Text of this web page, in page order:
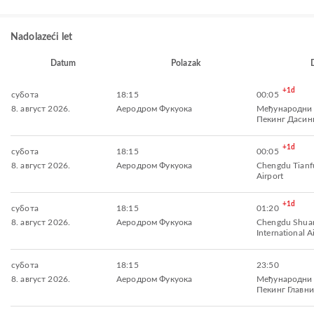
Nadolazeći let
Datum Polazak
субота
8. август 2026.
18:15
Аеродром Фукуока
00:05 +1d
Међународни
Пекинг
субота
8. август 2026.
18:15
Аеродром Фукуока
00:05 +1d
Chengdu
Airport
субота
8. август 2026.
18:15
Аеродром Фукуока
01:20 +1d
Chengdu
International
субота
8. август 2026.
18:15
Аеродром Фукуока
23:50
Међународни
Пекинг Главни